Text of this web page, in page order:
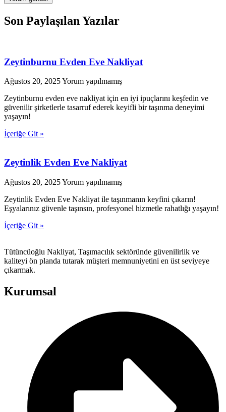
Son Paylaşılan Yazılar
Zeytinburnu Evden Eve Nakliyat
Ağustos 20, 2025Yorum yapılmamış
Zeytinburnu evden eve nakliyat için en iyi ipuçlarını keşfedin ve
güvenilir şirketlerle tasarruf ederek keyifli bir taşınma deneyimi
yaşayın!
İçeriğe Git »
Zeytinlik Evden Eve Nakliyat
Ağustos 20, 2025Yorum yapılmamış
Zeytinlik Evden Eve Nakliyat ile taşınmanın keyfini çıkarın!
Eşyalarınız güvenle taşınsın, profesyonel hizmetle rahatlığı yaşayın!
İçeriğe Git »
Tütüncüoğlu Nakliyat, Taşımacılık sektöründe güvenilirlik ve
kaliteyi ön planda tutarak müşteri memnuniyetini en üst seviyeye
çıkarmak.
Kurumsal